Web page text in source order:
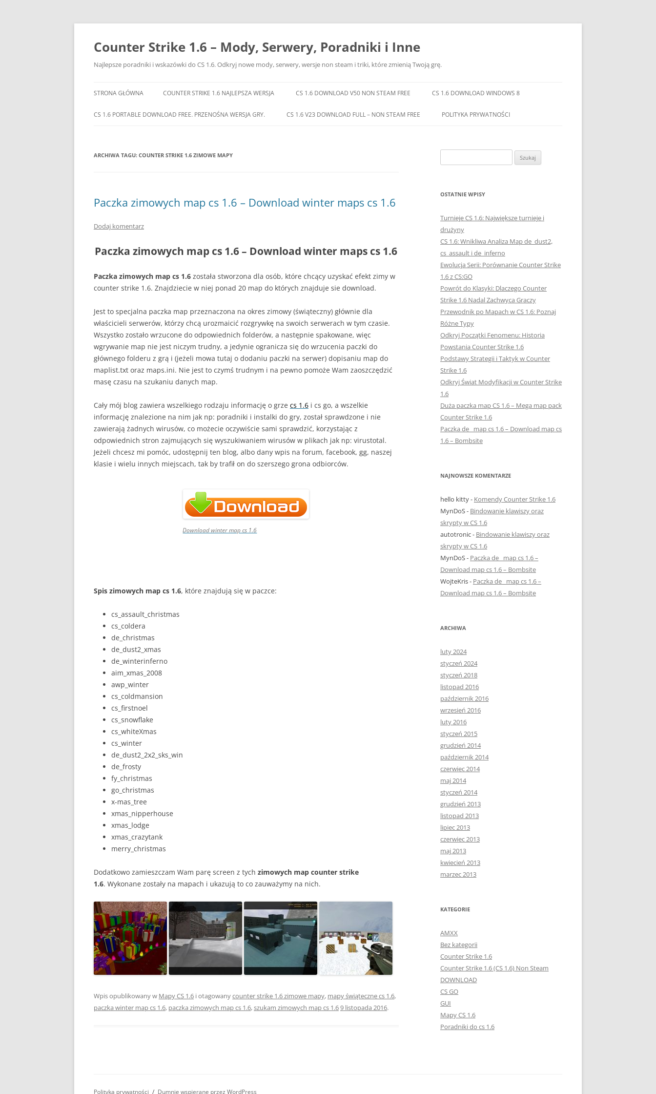
Przejdź
Counter Strike 1.6 – Mody, Serwery, Poradniki i Inne
Najlepsze poradniki i wskazówki do CS 1.6. Odkryj nowe mody, serwery, wersje non steam i triki, które zmienią Twoją grę.
STRONA GŁÓWNA COUNTER STRIKE 1.6 NAJLEPSZA WERSJA CS 1.6 DOWNLOAD V50 NON STEAM FREE CS 1.6 DOWNLOAD WINDOWS 8
CS 1.6 PORTABLE DOWNLOAD FREE. PRZENOŚNA WERSJA GRY. CS 1.6 V23 DOWNLOAD FULL – NON STEAM FREE POLITYKA PRYWATNOŚCI
ARCHIWA TAGU: COUNTER STRIKE 1.6 ZIMOWE MAPY
Paczka zimowych map cs 1.6 – Download winter maps cs 1.6
Dodaj komentarz
Paczka zimowych map cs 1.6 – Download winter maps cs 1.6
Paczka zimowych map cs 1.6 została stworzona dla osób, które chcący uzyskać efekt zimy w
counter strike 1.6. Znajdziecie w niej ponad 20 map do których znajduje sie download.
Jest to specjalna paczka map przeznaczona na okres zimowy (świąteczny) głównie dla
właścicieli serwerów, którzy chcą urozmaicić rozgrywkę na swoich serwerach w tym czasie.
Wszystko zostało wrzucone do odpowiednich folderów, a następnie spakowane, więc
wgrywanie map nie jest niczym trudny, a jedynie ogranicza się do wrzucenia paczki do
głównego folderu z grą i (jeżeli mowa tutaj o dodaniu paczki na serwer) dopisaniu map do
maplist.txt oraz maps.ini. Nie jest to czymś trudnym i na pewno pomoże Wam zaoszczędzić
masę czasu na szukaniu danych map.
Cały mój blog zawiera wszelkiego rodzaju informację o grze cs 1.6 i cs go, a wszelkie
informację znalezione na nim jak np: poradniki i instalki do gry, został sprawdzone i nie
zawierają żadnych wirusów, co możecie oczywiście sami sprawdzić, korzystając z
odpowiednich stron zajmujących się wyszukiwaniem wirusów w plikach jak np: virustotal.
Jeżeli chcesz mi pomóc, udostępnij ten blog, albo dany wpis na forum, facebook, gg, naszej
klasie i wielu innych miejscach, tak by trafił on do szerszego grona odbiorców.
Download winter map cs 1.6
Spis zimowych map cs 1.6, które znajdują się w paczce:
cs_assault_christmas
cs_coldera
de_christmas
de_dust2_xmas
de_winterinferno
aim_xmas_2008
awp_winter
cs_coldmansion
cs_firstnoel
cs_snowflake
cs_whiteXmas
cs_winter
de_dust2_2x2_sks_win
de_frosty
fy_christmas
go_christmas
x-mas_tree
xmas_nipperhouse
xmas_lodge
xmas_crazytank
merry_christmas
Dodatkowo zamieszczam Wam parę screen z tych zimowych map counter strike
1.6. Wykonane zostały na mapach i ukazują to co zauważymy na nich.
Wpis opublikowany w Mapy CS 1.6 i otagowanycounter strike 1.6 zimowe mapy, mapy świąteczne cs 1.6,
paczka winter map cs 1.6, paczka zimowych map cs 1.6,szukam zimowych map cs 1.69 listopada 2016.
OSTATNIE WPISY
Turnieje CS 1.6: Największe turnieje i
drużyny
CS 1.6: Wnikliwa Analiza Map de_dust2,
cs_assault i de_inferno
Ewolucja Serii: Porównanie Counter Strike
1.6 z CS:GO
Powrót do Klasyki: Dlaczego Counter
Strike 1.6 Nadal Zachwyca Graczy
Przewodnik po Mapach w CS 1.6: Poznaj
Różne Typy
Odkryj Początki Fenomenu: Historia
Powstania Counter Strike 1.6
Podstawy Strategii i Taktyk w Counter
Strike 1.6
Odkryj Świat Modyfikacji w Counter Strike
1.6
Duża paczka map CS 1.6 – Mega map pack
Counter Strike 1.6
Paczka de_ map cs 1.6 – Download map cs
1.6 – Bombsite
NAJNOWSZE KOMENTARZE
hello kitty- Komendy Counter Strike 1.6
MynDoS- Bindowanie klawiszy oraz
skrypty w CS 1.6
autotronic- Bindowanie klawiszy oraz
skrypty w CS 1.6
MynDoS- Paczka de_ map cs 1.6 –
Download map cs 1.6 – Bombsite
WojteKris- Paczka de_ map cs 1.6 –
Download map cs 1.6 – Bombsite
ARCHIWA
luty 2024
styczeń 2024
styczeń 2018
listopad 2016
październik 2016
wrzesień 2016
luty 2016
styczeń 2015
grudzień 2014
październik 2014
czerwiec 2014
maj 2014
styczeń 2014
grudzień 2013
listopad 2013
lipiec 2013
czerwiec 2013
maj 2013
kwiecień 2013
marzec 2013
KATEGORIE
AMXX
Bez kategorii
Counter Strike 1.6
Counter Strike 1.6 (CS 1.6) Non Steam
DOWNLOAD
CS GO
GUI
Mapy CS 1.6
Poradniki do cs 1.6
Polityka prywatności Dumnie wspierane przez WordPress